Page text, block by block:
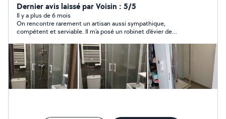
rapide... Je me ferai un plaisir de vous rendre service
mes chers voisins.... Si vous me contactez directement,
merci de me laisser vos coordonnées téléphoniques...
Au plaisir de vous lire... Gaby
Dernier avis laissé par Voisin : 5/5
Il y a plus de 6 mois
On rencontre rarement un artisan aussi sympathique,
compétent et serviable. Il m’a posé un robinet d’évier de
rechercher ce modèle qui me convenait exactement alors qu’il
en avait apporté un avec lui. Il s’est chargé de débarrasser le
placard, à tout nettoyé, bref, travail parfait et dans la bonne
humeur ! Aucune hésitation à avoir pour le contacter, en outre
il répond très vite, intervient très rapidement (et n’est pas
avare de son temps !). Merci à lui !